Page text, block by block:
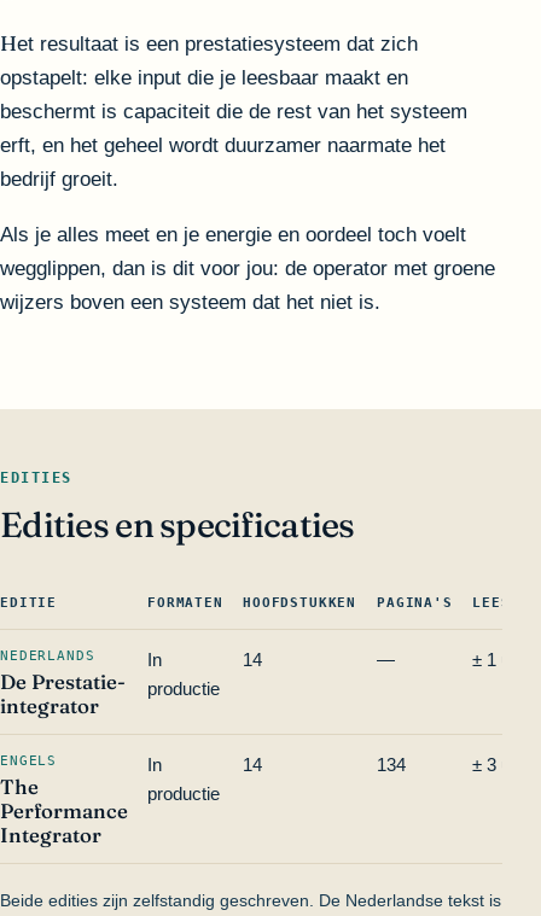
Het resultaat is een prestatiesysteem dat zich
opstapelt: elke input die je leesbaar maakt en
beschermt is capaciteit die de rest van het systeem
erft, en het geheel wordt duurzamer naarmate het
bedrijf groeit.
Als je alles meet en je energie en oordeel toch voelt
wegglippen, dan is dit voor jou: de operator met groene
wijzers boven een systeem dat het niet is.
EDITIES
Edities en specificaties
EDITIE FORMATEN HOOFDSTUKKEN PAGINA'S
NEDERLANDS
De Prestatie-
integrator
In
productie
14 — ± 1 uur
ENGELS
The
Performance
Integrator
In
productie
14 134 ± 3 uur
Beide edities zijn zelfstandig geschreven. De Nederlandse tekst is